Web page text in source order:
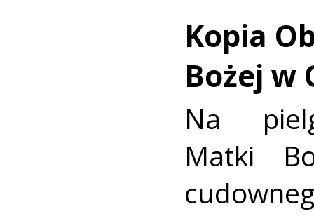
Kopia
Bożej w
Na
Matki